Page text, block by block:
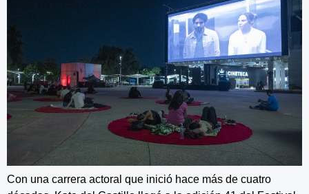
Con una carrera actoral que inició hace más de cuatro